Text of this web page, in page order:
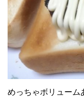
めっちゃボリューム